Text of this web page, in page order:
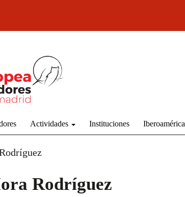
Actividades Instituciones Iberoamérica
Rodríguez